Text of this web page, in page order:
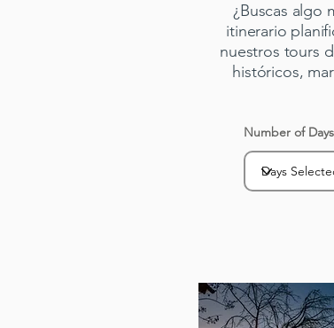
¿Buscas algo
itinerario
nuestros tours
históricos,
Number of Days